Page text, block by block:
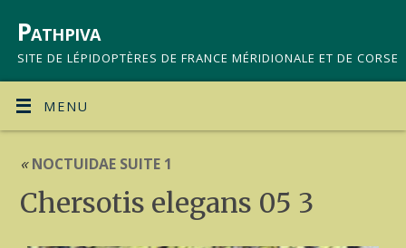
Pathpiva
SITE DE LÉPIDOPTÈRES DE FRANCE MÉRIDIONALE ET DE CORSE
MENU
«NOCTUIDAE SUITE 1
Chersotis elegans 05 3